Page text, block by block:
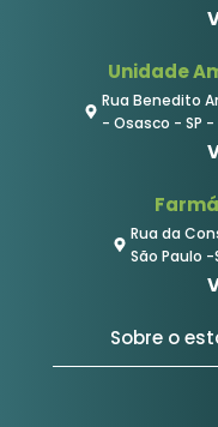
Unidade
Rua Benedito
- Osasco - SP
Rua da
São Paulo -
Sobre o